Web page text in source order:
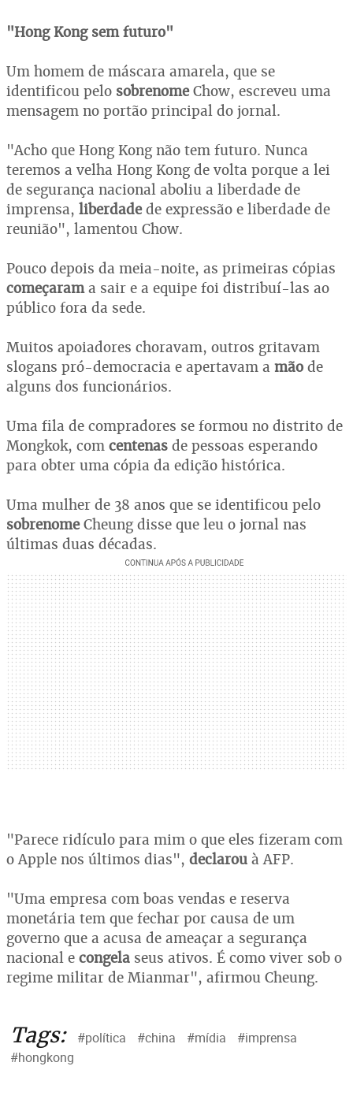
"Hong Kong sem futuro"
Um homem de máscara amarela, que se
identificou pelo sobrenomeChow, escreveu uma
mensagem no portão principal do jornal.
"Acho que Hong Kong não tem futuro. Nunca
teremos a velha Hong Kong de volta porque a lei
de segurança nacional aboliu a liberdade de
imprensa, liberdadede expressão e liberdade de
reunião", lamentou Chow.
Pouco depois da meia-noite, as primeiras cópias
começarama sair e a equipe foi distribuí-las ao
público fora da sede.
Muitos apoiadores choravam, outros gritavam
slogans pró-democracia e apertavam a mão de
alguns dos funcionários.
Uma fila de compradores se formou no distrito de
Mongkok, com centenas de pessoas esperando
para obter uma cópia da edição histórica.
Uma mulher de 38 anos que se identificou pelo
sobrenomeCheung disse que leu o jornal nas
últimas duas décadas.
"Parece ridículo para mim o que eles fizeram com
o Apple nos últimos dias", declarou à AFP.
"Uma empresa com boas vendas e reserva
monetária tem que fechar por causa de um
governo que a acusa de ameaçar a segurança
nacional e congela seus ativos. É como viver sob o
regime militar de Mianmar", afirmou Cheung.
Tags: #política #china #mídia
#imprensa
#hongkong